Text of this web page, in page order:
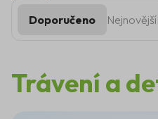
Doporučeno
Nejnovější
Trávení a